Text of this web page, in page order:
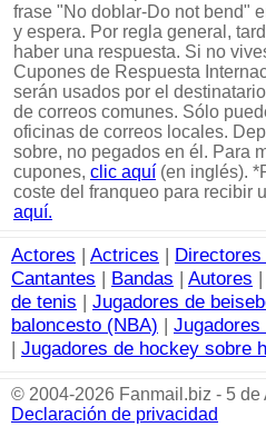
frase "No doblar-Do not bend"
y espera. Por regla general,
haber una respuesta. Si no
Cupones de Respuesta
serán usados por el
de correos comunes. Sólo
oficinas de correos locales.
sobre, no pegados en él. Para
cupones, clic aquí (en inglés).
coste del franqueo para recibir
aquí.
Actores | Actrices |
Cantantes | Bandas | Autores |
de tenis | Jugadores de
baloncesto (NBA) |
| Jugadores de hockey sobre
© 2004-2026 Fanmail.biz - 5 de
Declaración de privacidad